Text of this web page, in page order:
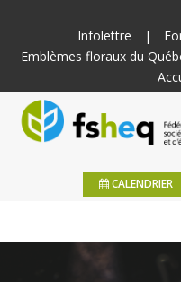
Infolettre |
Emblèmes floraux du
CALENDRIER